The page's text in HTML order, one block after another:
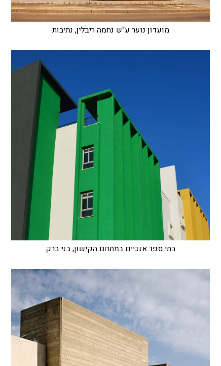
מועדון נוער ע"ש נחמה ריבלין, נתיבות
בתי ספר אנכיים במתחם הקישון, בני ברק